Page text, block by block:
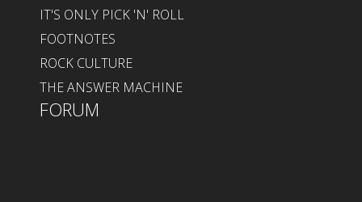
IT'S ONLY PICK 'N' ROLL
FOOTNOTES
ROCK CULTURE
THE ANSWER MACHINE
FORUM